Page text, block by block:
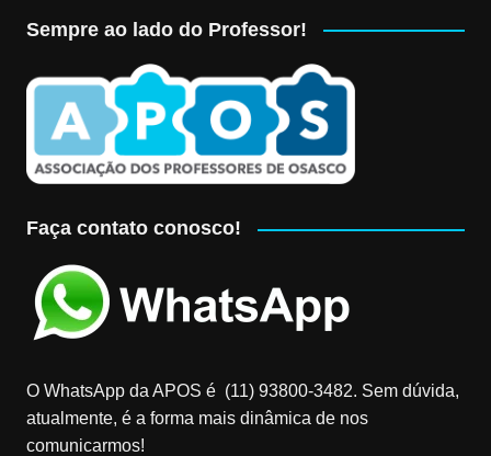
Sempre ao lado do Professor!
Faça contato conosco!
O WhatsApp da APOS é (11) 93800-3482‬. Sem dúvida,
atualmente, é a forma mais dinâmica de nos
comunicarmos!